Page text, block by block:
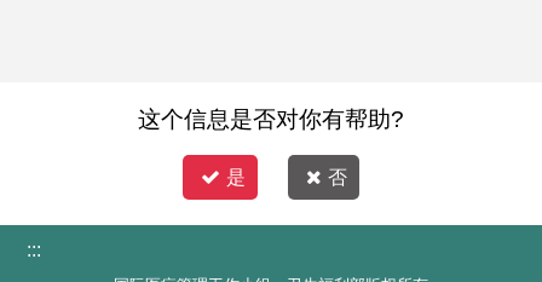
这个信息是否对你有帮助?
是 否
:::